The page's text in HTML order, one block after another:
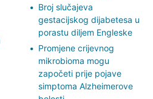
Broj slučajeva
gestacijskog dijabetesa u
porastu diljem Engleske
Promjene crijevnog
mikrobioma mogu
započeti prije pojave
simptoma Alzheimerove